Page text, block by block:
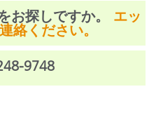
お探しですか。 エッ
絡ください。
9748